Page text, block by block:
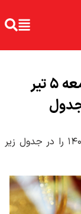
قیمت سکه و قیمت طلا امروز جمعه ۵ تیر
قیمت سکه و قیمت طلا امروز جمعه ۵ تیر ۱۴۰۵ را در جدول زیر